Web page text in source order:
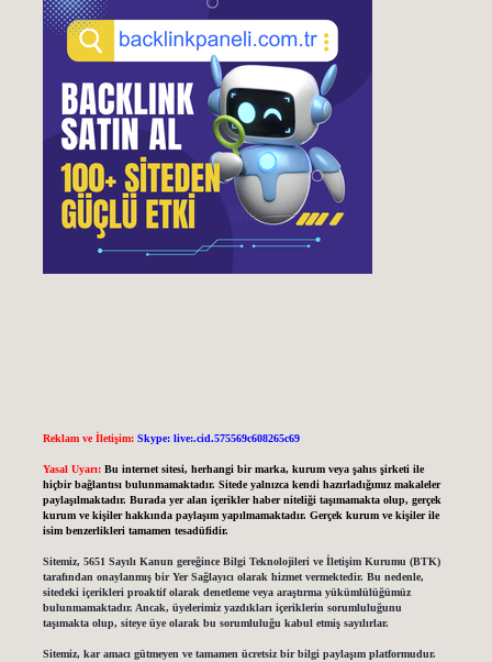
Reklam ve İletişim: Skype: live:.cid.575569c608265c69
Yasal Uyarı: Bu internet sitesi, herhangi bir marka, kurum veya şahıs şirketi ile
hiçbir bağlantısı bulunmamaktadır. Sitede yalnızca kendi hazırladığımız makaleler
paylaşılmaktadır. Burada yer alan içerikler haber niteliği taşımamakta olup, gerçek
kurum ve kişiler hakkında paylaşım yapılmamaktadır. Gerçek kurum ve kişiler ile
isim benzerlikleri tamamen tesadüfidir.
Sitemiz, 5651 Sayılı Kanun gereğince Bilgi Teknolojileri ve İletişim Kurumu (BTK)
tarafından onaylanmış bir Yer Sağlayıcı olarak hizmet vermektedir. Bu nedenle,
sitedeki içerikleri proaktif olarak denetleme veya araştırma yükümlülüğümüz
bulunmamaktadır. Ancak, üyelerimiz yazdıkları içeriklerin sorumluluğunu
taşımakta olup, siteye üye olarak bu sorumluluğu kabul etmiş sayılırlar.
Sitemiz, kar amacı gütmeyen ve tamamen ücretsiz bir bilgi paylaşım platformudur.